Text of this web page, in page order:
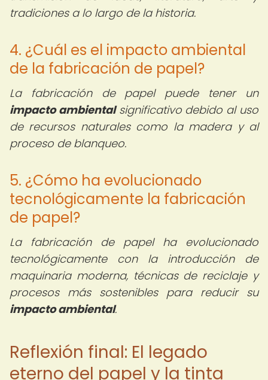
tradiciones a lo largo de la historia.
4. ¿Cuál es el impacto ambiental
de la fabricación de papel?
La fabricación de papel puede tener un
impacto ambientalsignificativo debido al uso
de recursos naturales como la madera y al
proceso de blanqueo.
5. ¿Cómo ha evolucionado
tecnológicamente la fabricación
de papel?
La fabricación de papel ha evolucionado
tecnológicamente con la introducción de
maquinaria moderna, técnicas de reciclaje y
procesos más sostenibles para reducir su
impacto ambiental.
Reflexión final: El legado
eterno del papel y la tinta